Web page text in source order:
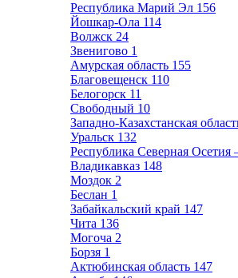
Республика Марий Эл 156
Йошкар-Ола 114
Волжск 24
Звенигово 1
Амурская область 155
Благовещенск 110
Белогорск 11
Свободный 10
Западно-Казахстанская
Уральск 132
Республика Северная
Владикавказ 148
Моздок 2
Беслан 1
Забайкальский край 147
Чита 136
Могоча 2
Борзя 1
Актюбинская область 147